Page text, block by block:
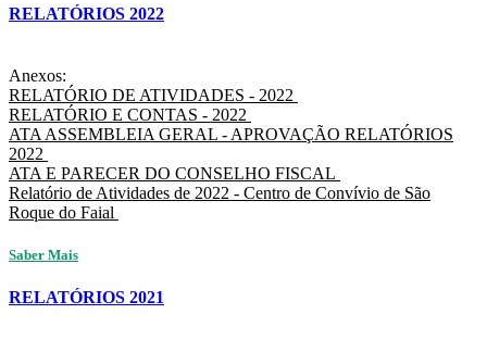
RELATÓRIOS 2022
Anexos:
RELATÓRIO DE ATIVIDADES - 2022
RELATÓRIO E CONTAS - 2022
ATA ASSEMBLEIA GERAL - APROVAÇÃO RELATÓRIOS
2022
ATA E PARECER DO CONSELHO FISCAL
Relatório de Atividades de 2022 - Centro de Convívio de São
Roque do Faial
Saber Mais
RELATÓRIOS 2021